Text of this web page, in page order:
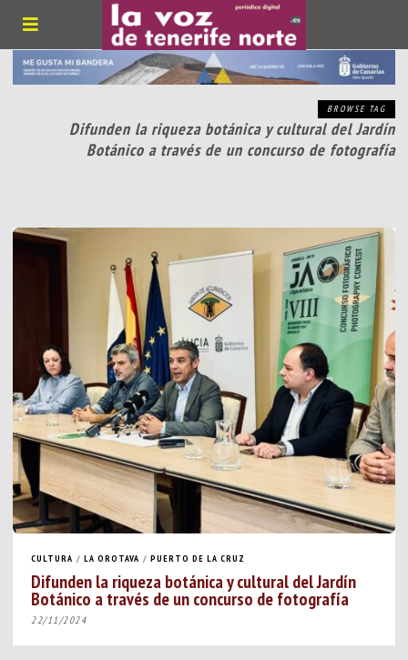
BROWSE TAG
Difunden la riqueza botánica y cultural del Jardín
Botánico a través de un concurso de fotografía
CULTURA / LA OROTAVA / PUERTO DE LA CRUZ
Difunden la riqueza botánica y cultural del Jardín
Botánico a través de un concurso de fotografía
22/11/2024